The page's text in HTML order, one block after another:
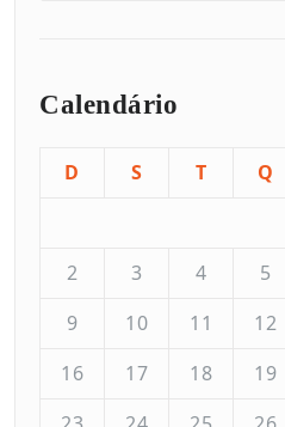
Calendário
D S T Q
2
3 4 5
9
10 11 12
16
17 18 19